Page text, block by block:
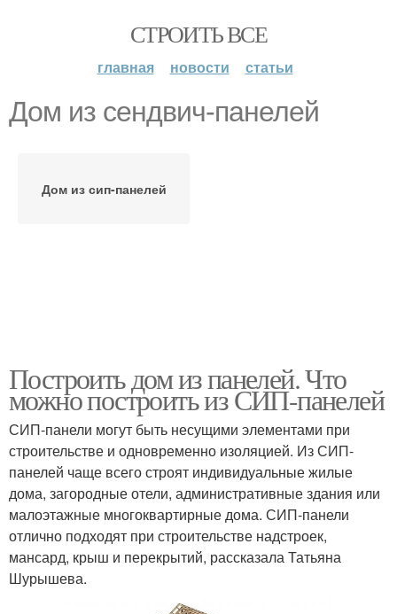
СТРОИТЬ ВСЕ
главная новости статьи
Дом из сендвич-панелей
Дом из сип-панелей
Построить дом из панелей. Что
можно построить из СИП-панелей
СИП-панели могут быть несущими элементами при
строительстве и одновременно изоляцией. Из СИП-
панелей чаще всего строят индивидуальные жилые
дома, загородные отели, административные здания или
малоэтажные многоквартирные дома. СИП-панели
отлично подходят при строительстве надстроек,
мансард, крыш и перекрытий, рассказала Татьяна
Шурышева.